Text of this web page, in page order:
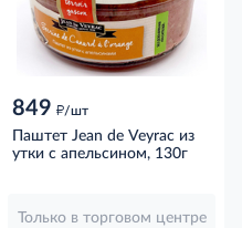
849 д/шт
Паштет Jean de Veyrac из
утки с апельсином, 130г
Только в торговом центре